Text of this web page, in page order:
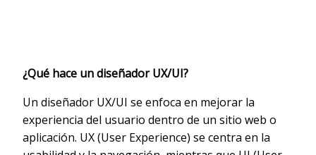
¿Qué hace un diseñador UX/UI?
Un diseñador UX/UI se enfoca en mejorar la
experiencia del usuario dentro de un sitio web o
aplicación. UX (User Experience) se centra en la